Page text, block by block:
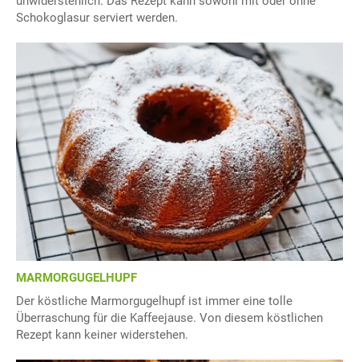
Schokoglasur serviert werden.
MARMORGUGELHUPF
Der köstliche Marmorgugelhupf ist immer eine tolle
Überraschung für die Kaffeejause. Von diesem köstlichen
Rezept kann keiner widerstehen.